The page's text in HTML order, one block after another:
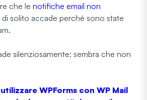
che le notifiche email non
solito accade perché sono state
silenziosamente: sembra che non
utilizzare WPForms con WP Mail